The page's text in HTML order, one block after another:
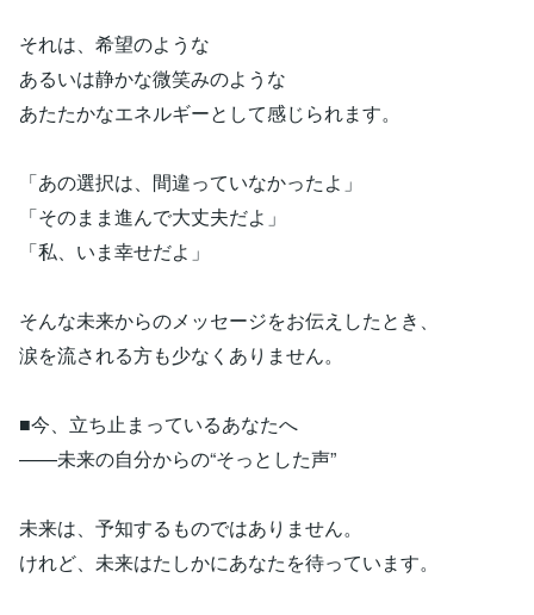
それは、希望のような
あるいは静かな微笑みのような
あたたかなエネルギーとして感じられます。
「あの選択は、間違っていなかったよ」
「そのまま進んで大丈夫だよ」
「私、いま幸せだよ」
そんな未来からのメッセージをお伝えしたとき、
涙を流される方も少なくありません。
■今、立ち止まっているあなたへ
——未来の自分からの“そっとした声”
未来は、予知するものではありません。
けれど、未来はたしかにあなたを待っています。